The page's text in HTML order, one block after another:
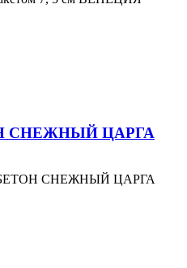
СНЕЖНЫЙ ЦАРГА
СНЕЖНЫЙ ЦАРГА